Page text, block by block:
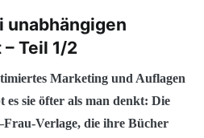
unabhängigen
Teil 1/2
Marketing und Auflagen
sie öfter als man denkt: Die
Verlage, die ihre Bücher